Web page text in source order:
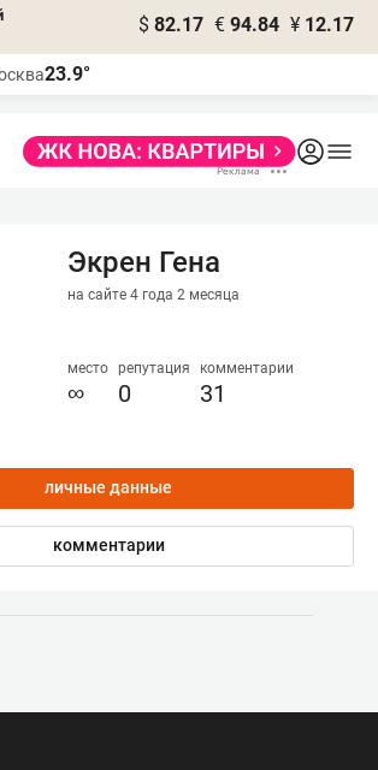
$ 82.17 € 94.84 ¥ 12.17
23.9°
Экрен Гена
на сайте 4 года 2 месяца
место
∞
репутация
0
комментарии
31
личные данные
комментарии